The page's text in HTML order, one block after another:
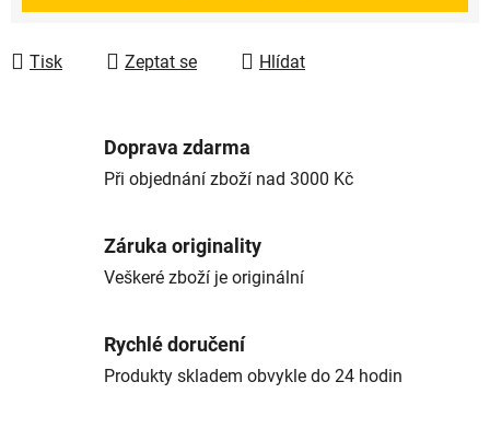
Tisk Zeptat se Hlídat
Doprava zdarma
Při objednání zboží nad 3000 Kč
Záruka originality
Veškeré zboží je originální
Rychlé doručení
Produkty skladem obvykle do 24 hodin